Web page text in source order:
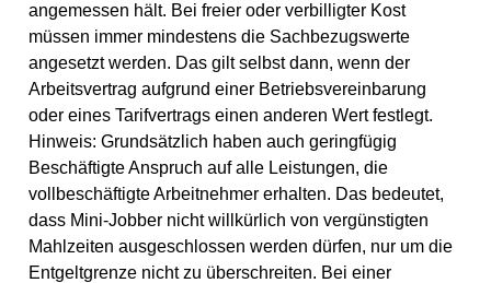
angemessen hält. Bei freier oder verbilligter Kost
müssen immer mindestens die Sachbezugswerte
angesetzt werden. Das gilt selbst dann, wenn der
Arbeitsvertrag aufgrund einer Betriebsvereinbarung
oder eines Tarifvertrags einen anderen Wert festlegt.
Hinweis: Grundsätzlich haben auch geringfügig
BeschäftigteAnspruch auf alle Leistungen, die
vollbeschäftigte Arbeitnehmer erhalten. Das bedeutet,
dass Mini-Jobber nicht willkürlich von vergünstigten
Mahlzeiten ausgeschlossen werden dürfen, nur um die
Entgeltgrenze nicht zu überschreiten. Bei einer